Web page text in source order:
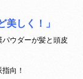
しく！」
ウダーが髪と頭皮
向！